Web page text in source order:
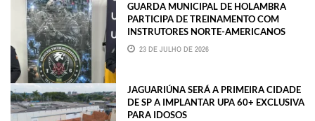
GUARDA MUNICIPAL DE HOLAMBRA
PARTICIPA DE TREINAMENTO COM
INSTRUTORES NORTE-AMERICANOS
23 DE JULHO DE 2026
JAGUARIÚNA SERÁ A PRIMEIRA CIDADE
DE SP A IMPLANTAR UPA 60+ EXCLUSIVA
PARA IDOSOS